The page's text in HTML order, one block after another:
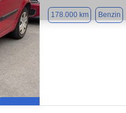
178.000 km Benzin